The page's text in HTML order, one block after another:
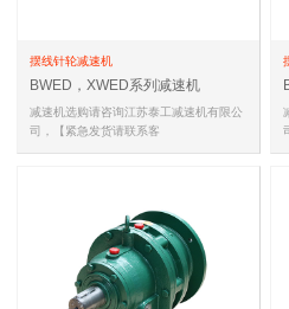
摆线针轮减速机
BWED，XWED系列减速机
减速机选购请咨询江苏泰工减速机有限公
司，【紧急发货请联系客